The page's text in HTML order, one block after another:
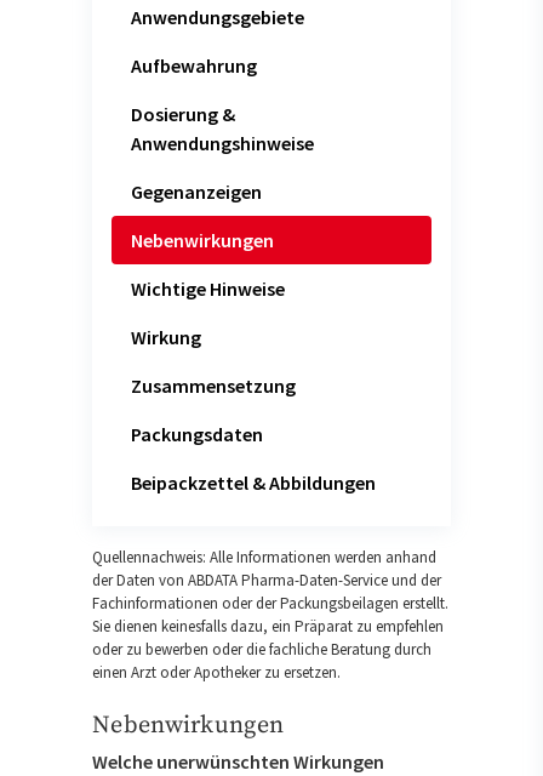
Anwendungsgebiete
Aufbewahrung
Dosierung &
Anwendungshinweise
Gegenanzeigen
Nebenwirkungen
Wichtige Hinweise
Wirkung
Zusammensetzung
Packungsdaten
Beipackzettel & Abbildungen
Quellennachweis: Alle Informationen werden anhand
der Daten von ABDATA Pharma-Daten-Service und der
Fachinformationen oder der Packungsbeilagen erstellt.
Sie dienen keinesfalls dazu, ein Präparat zu empfehlen
oder zu bewerben oder die fachliche Beratung durch
einen Arzt oder Apotheker zu ersetzen.
Nebenwirkungen
Welche unerwünschten Wirkungen